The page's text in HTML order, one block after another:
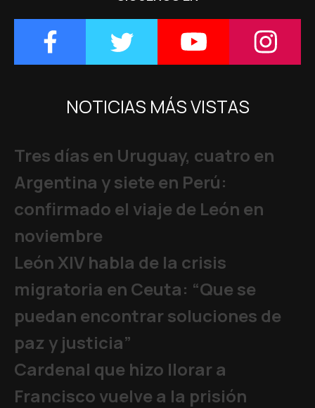
NOTICIAS MÁS VISTAS
Tres días en Uruguay, cuatro en
Argentina y siete en Perú:
confirmado el viaje de León en
noviembre
León XIV habla de la crisis
migratoria en Ceuta: “Que se
puedan encontrar soluciones de
paz y justicia”
Cardenal que hizo llorar a
Francisco vuelve a la prisión